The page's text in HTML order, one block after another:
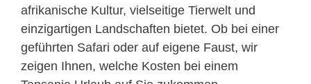
afrikanische Kultur, vielseitige Tierwelt und
einzigartigen Landschaften bietet. Ob bei einer
geführten Safari oder auf eigene Faust, wir
zeigen Ihnen, welche Kosten bei einem